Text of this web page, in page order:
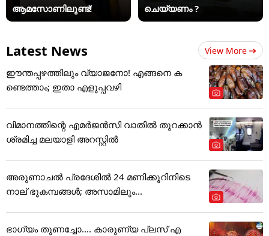
ആമസോണിലുണ്ട്!
ചെയ്യണം ?
Latest News View More
ഈന്തപ്പഴത്തിലും വ്യാജനോ! എങ്ങനെ ക
ണ്ടെത്താം; ഇതാ എളുപ്പവഴി
വിമാനത്തിന്റെ എമർജൻസി വാതിൽ തുറക്കാൻ
ശ്രമിച്ച മലയാളി അറസ്റ്റിൽ
അരുണാചൽ പ്രദേശിൽ 24 മണിക്കൂറിനിടെ
നാല് ഭൂകമ്പങ്ങൾ; അസാമിലും...
ഭാഗ്യം തുണച്ചോ.... കാരുണ്യ പ്ലസ് എ